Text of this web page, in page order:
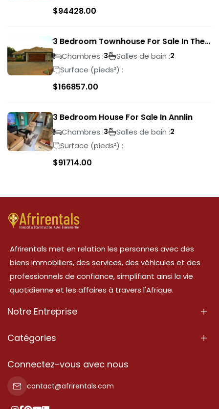
$94428.00
3 Bedroom Townhouse For Sale In The
WildsChambres :3 Salles de bain :2
Surface (pieds²) :
$166857.00
3 Bedroom House For Sale In Annlin
Chambres :3 Salles de bain :2
Surface (pieds²) :
$91714.00
Afrirentals met en relation les personnes avec des
biens immobiliers, des services, des véhicules et des
professionnels de confiance, simplifiant ainsi la vie
quotidienne et les affaires à travers l'Afrique.
Notre Entreprise
À Propos
Conditions d'Utilisation
Catégories
Propriété
Propriété à vendre
Propriété à louer
Connectez-vous avec nous
contact@afrirentals.com